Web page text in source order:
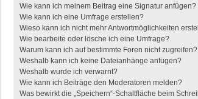
Wie kann ich meinem Beitrag eine Signatur anfügen?
Wie kann ich eine Umfrage erstellen?
Wieso kann ich nicht mehr Antwortmöglichkeiten
Wie bearbeite oder lösche ich eine Umfrage?
Warum kann ich auf bestimmte Foren nicht zugreifen?
Weshalb kann ich keine Dateianhänge anfügen?
Weshalb wurde ich verwarnt?
Wie kann ich Beiträge den Moderatoren melden?
Was bewirkt die „Speichern“-Schaltfläche beim